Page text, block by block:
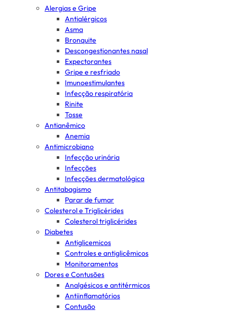
Alergias e Gripe
Antialérgicos
Asma
Bronquite
Descongestionantes nasal
Expectorantes
Gripe e resfriado
Imunoestimulantes
Infecção respiratória
Rinite
Tosse
Antianêmico
Anemia
Antimicrobiano
Infecção urinária
Infecções
Infecções dermatológica
Antitabagismo
Parar de fumar
Colesterol e Triglicérides
Colesterol triglicérides
Diabetes
Antiglicemicos
Controles e antiglicêmicos
Monitoramentos
Dores e Contusões
Analgésicos e antitérmicos
Antiinflamatórios
Contusão